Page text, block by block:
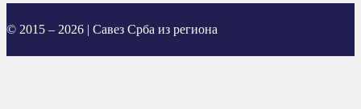
© 2015 – 2026 | Савез Срба из региона